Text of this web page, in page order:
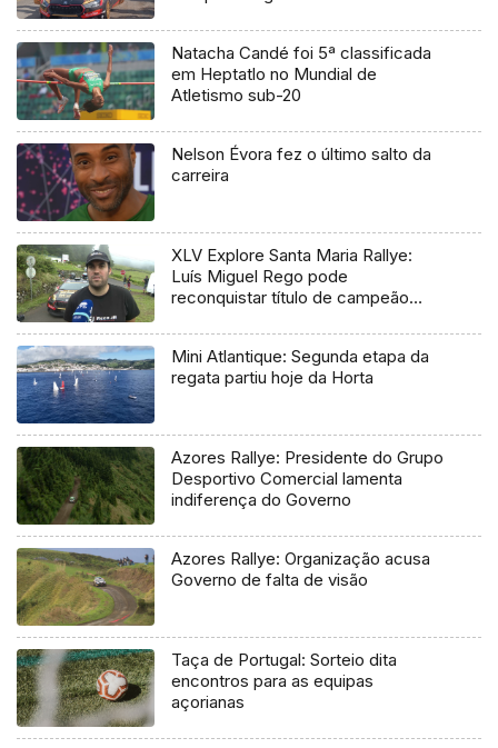
Natacha Candé foi 5ª classificada
em Heptatlo no Mundial de
Atletismo sub-20
Nelson Évora fez o último salto da
carreira
XLV Explore Santa Maria Rallye:
Luís Miguel Rego pode
reconquistar título de campeão
Mini Atlantique: Segunda etapa da
regata partiu hoje da Horta
Azores Rallye: Presidente do Grupo
Desportivo Comercial lamenta
indiferença do Governo
Azores Rallye: Organização acusa
Governo de falta de visão
Taça de Portugal: Sorteio dita
encontros para as equipas
açorianas